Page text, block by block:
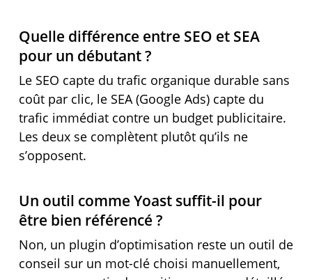
Quelle différence entre SEO et SEA
pour un débutant ?
Le SEO capte du trafic organique durable sans
coût par clic, le SEA (Google Ads) capte du
trafic immédiat contre un budget publicitaire.
Les deux se complètent plutôt qu’ils ne
s’opposent.
Un outil comme Yoast suffit-il pour
être bien référencé ?
Non, un plugin d’optimisation reste un outil de
conseil sur un mot-clé choisi manuellement,